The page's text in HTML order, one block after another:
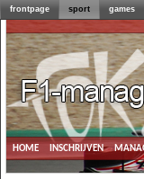
frontpage sport games
home inschrijven